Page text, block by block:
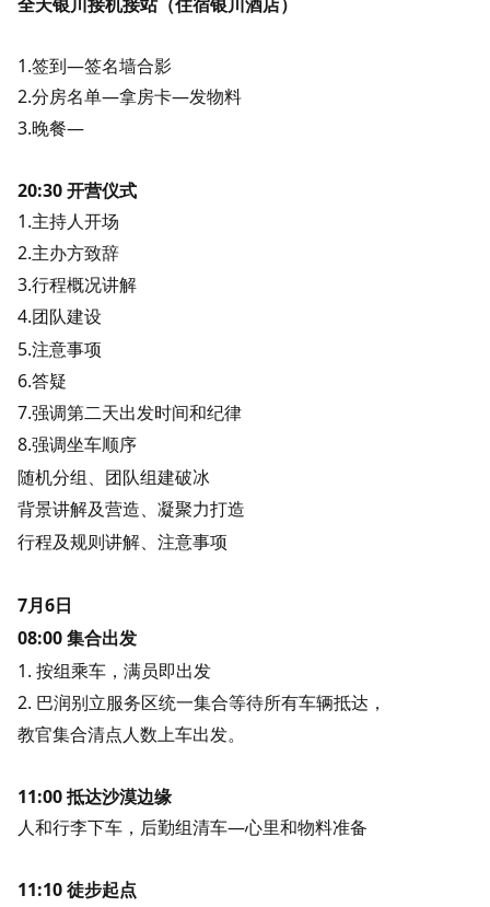
1.签到—签名墙合影
2.分房名单—拿房卡—发物料
3.晚餐—
20:30 开营仪式
1.主持人开场
2.主办方致辞
3.行程概况讲解
4.团队建设
5.注意事项
6.答疑
7.强调第二天出发时间和纪律
8.强调坐车顺序
随机分组、团队组建破冰
背景讲解及营造、凝聚力打造
行程及规则讲解、注意事项
7月6日
08:00 集合出发
1. 按组乘车，满员即出发
2. 巴润别立服务区统一集合等待所有车辆抵达，
教官集合清点人数上车出发。
11:00 抵达沙漠边缘
人和行李下车，后勤组清车—心里和物料准备
11:10徒步起点